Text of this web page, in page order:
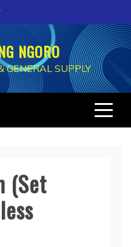
NGORO
GENERAL SUPPLY
(Set